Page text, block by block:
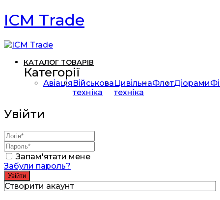
ICM Trade
КАТАЛОГ ТОВАРІВ
Категорії
АвіаціяВійськова
техніка
Цивільна
техніка
ФлотДіорами
Увійти
Запам'ятати мене
Забули пароль?
Створити акаунт